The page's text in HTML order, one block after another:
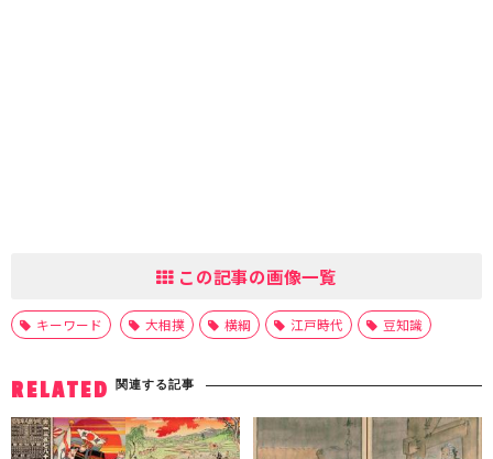
この記事の画像一覧
キーワード 大相撲 横綱 江戸時代 豆知識
RELATED 関連する記事